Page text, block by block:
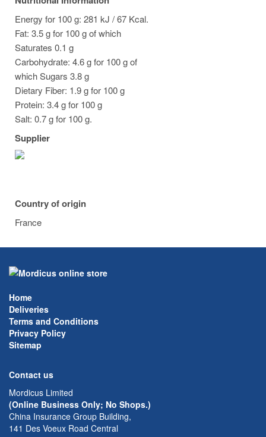
Energy for 100 g: 281 kJ / 67 Kcal.
Fat: 3.5 g for 100 g of which
Saturates 0.1 g
Carbohydrate: 4.6 g for 100 g of
which Sugars 3.8 g
Dietary Fiber: 1.9 g for 100 g
Protein: 3.4 g for 100 g
Salt: 0.7 g for 100 g.
Supplier
Country of origin
France
Home
Deliveries
Terms and Conditions
Privacy Policy
Sitemap
Contact us
Mordicus Limited
(Online Business Only; No Shops.)
China Insurance Group Building,
141 Des Voeux Road Central